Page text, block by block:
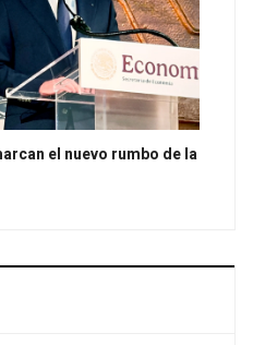
el nuevo rumbo de la